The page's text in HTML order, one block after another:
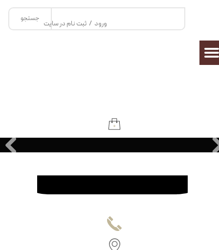
جستجو
۰
ورود / ثبت نام در سایت
تغییر گذر واژه
سفارشات